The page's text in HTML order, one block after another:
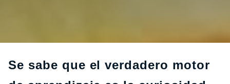
Se sabe que el verdadero motor